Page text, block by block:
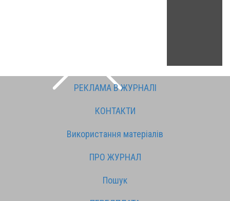
РЕКЛАМА В ЖУРНАЛІ
КОНТАКТИ
Використання матеріалів
ПРО ЖУРНАЛ
Пошук